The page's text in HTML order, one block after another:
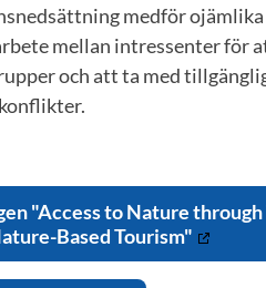
medför
mellan intressenter
och att ta med
"Access to Nature
Based Tourism"